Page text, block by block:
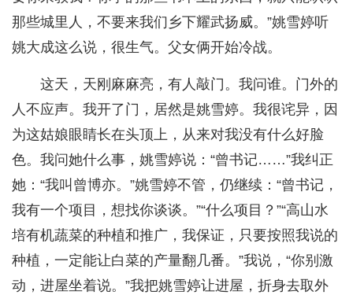
那些城里人，不要来我们乡下耀武扬威。”姚雪婷听
姚大成这么说，很生气。父女俩开始冷战。
这天，天刚麻麻亮，有人敲门。我问谁。门外的
人不应声。我开了门，居然是姚雪婷。我很诧异，因
为这姑娘眼睛长在头顶上，从来对我没有什么好脸
色。我问她什么事，姚雪婷说：“曾书记……”我纠正
她：“我叫曾博亦。”姚雪婷不管，仍继续：“曾书记，
我有一个项目，想找你谈谈。”“什么项目？”“高山水
培有机蔬菜的种植和推广，我保证，只要按照我说的
种植，一定能让白菜的产量翻几番。”我说，“你别激
动，进屋坐着说。”我把姚雪婷让进屋，折身去取外